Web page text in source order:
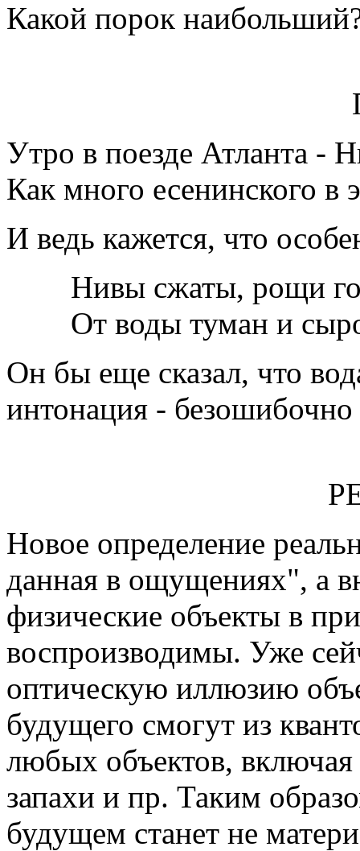
Какой порок
Утро в поезде Атланта -
Как много есенинского
И ведь кажется, что
Нивы сжаты, рощи
От воды туман и
Он бы еще сказал, что
интонация - безошибочно
Новое определение
данная в ощущениях", а
физические объекты в
воспроизводимы. Уже
оптическую иллюзию
будущего смогут из
любых объектов, включая
запахи и пр. Таким
будущем станет не